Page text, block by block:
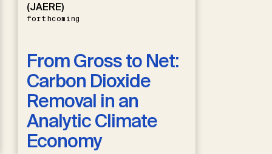
(JAERE)
forthcoming
From Gross to Net:
Carbon Dioxide
Removal in an
Analytic Climate
Economy